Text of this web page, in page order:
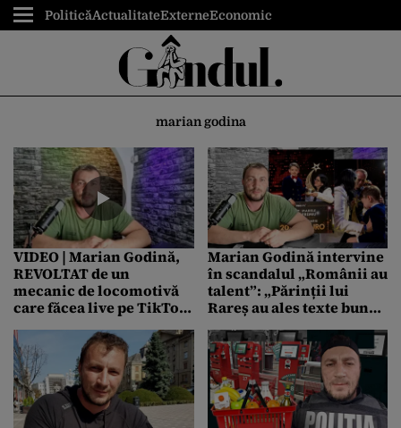
PoliticăActualitateExterneEconomic
marian godina
VIDEO | Marian Godină,
REVOLTAT de un
mecanic de locomotivă
care făcea live pe TikTok,
călători. Reacțiile
userilor, împărțite
Marian Godină intervine
în scandalul „Românii au
talent”: „Părinții lui
Rareș au ales texte bune
PLATITUDINI”